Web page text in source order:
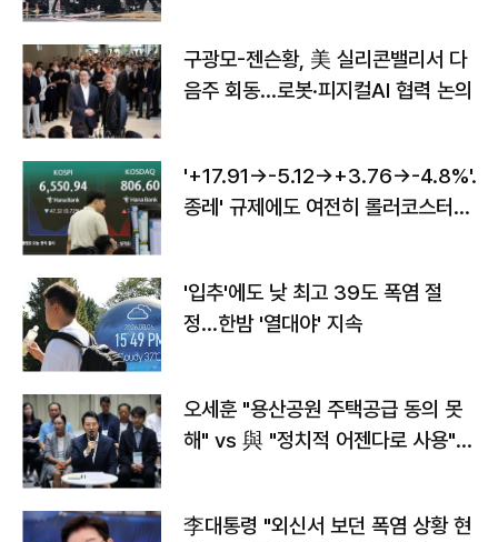
구광모-젠슨황, 美 실리콘밸리서 다
음주 회동…로봇·피지컬AI 협력 논의
'+17.91→-5.12→+3.76→-4.8%'…'
종레' 규제에도 여전히 롤러코스터
'입추'에도 낮 최고 39도 폭염 절
정…한밤 '열대야' 지속
오세훈 "용산공원 주택공급 동의 못
해" vs 與 "정치적 어젠다로 사용"
李대통령 "외신서 보던 폭염 상황 현